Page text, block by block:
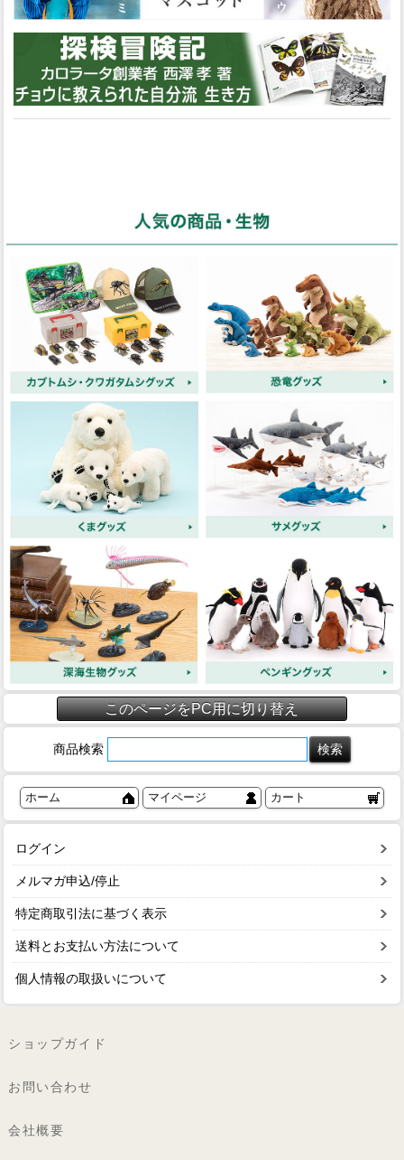
このページをPC用に切り替え
商品検索
ホーム マイページ カート
ログイン
メルマガ申込/停止
特定商取引法に基づく表示
送料とお支払い方法について
個人情報の取扱いについて
ショップガイド
お問い合わせ
会社概要